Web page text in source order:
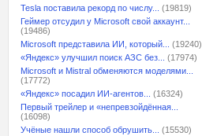
Tesla поставила рекорд по числу...
(19819)
Геймер отсудил у Microsoft свой аккаунт...
(19486)
Microsoft представила ИИ, который...
(19240)
«Яндекс» улучшил поиск АЗС без...
(17974)
Microsoft и Mistral обменяются моделями...
(17772)
«Яндекс» посадил ИИ-агентов...
(16324)
Первый трейлер и «непревзойдённая...
(16098)
Учёные нашли способ обрушить...
(15530)